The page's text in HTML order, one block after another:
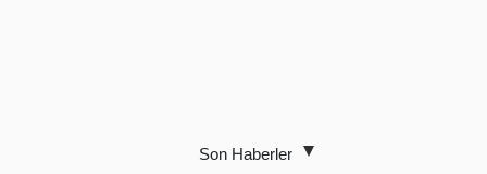
Son Haberler